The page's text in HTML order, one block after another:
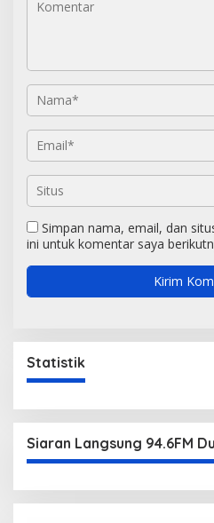
Simpan nama, email, dan
ini untuk komentar saya
Statistik
Siaran Langsung 94.6FM